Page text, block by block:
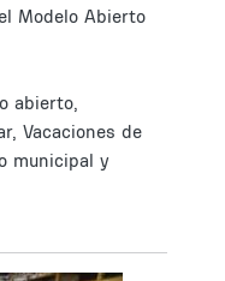
Modelo Abierto
abierto,
Vacaciones de
municipal y